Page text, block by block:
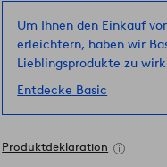
Um Ihnen den Einkauf
erleichtern, haben wir
Lieblingsprodukte zu
Entdecke Basic
Produktdeklaration